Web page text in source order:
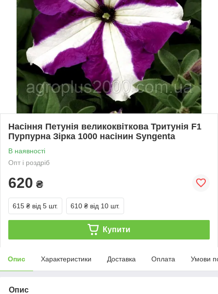
Насіння Петунія великоквіткова Тритунія F1
Пурпурна Зірка 1000 насінин Syngenta
В наявності
Опт і роздріб
620 ₴
615 ₴ від 5 шт. 610 ₴ від 10 шт.
Купити
Опис Характеристики Доставка Оплата Умови
Опис